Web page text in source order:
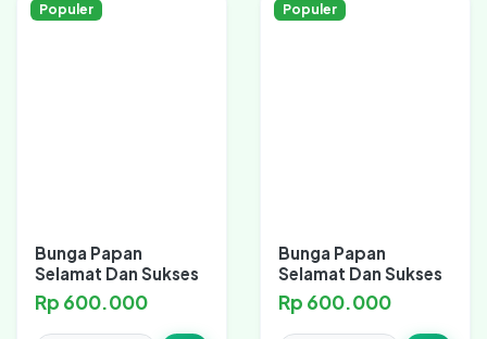
Populer
Bunga Papan
Selamat Dan Sukses
Rp 600.000
Populer
Bunga Papan
Selamat Dan Sukses
Rp 600.000